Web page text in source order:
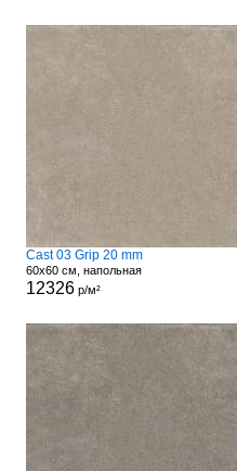
Cast 03 Grip 20 mm
60x60 см, напольная
12326р/м²